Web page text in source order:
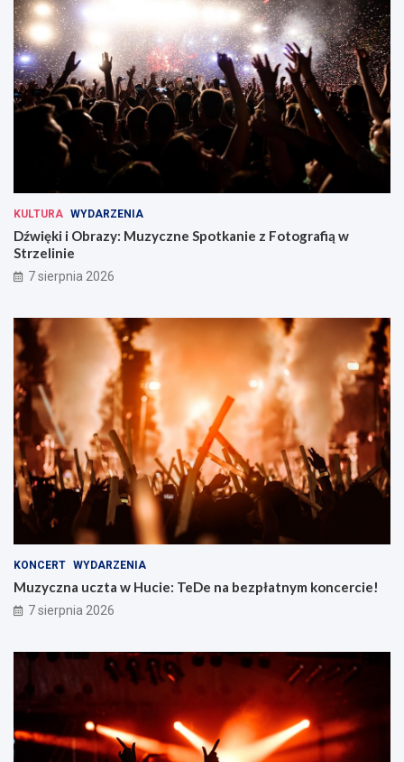
KULTURA WYDARZENIA
Dźwięki i Obrazy: Muzyczne Spotkanie z Fotografią w
Strzelinie
7 sierpnia 2026
KONCERT WYDARZENIA
Muzyczna uczta w Hucie: TeDe na bezpłatnym koncercie!
7 sierpnia 2026